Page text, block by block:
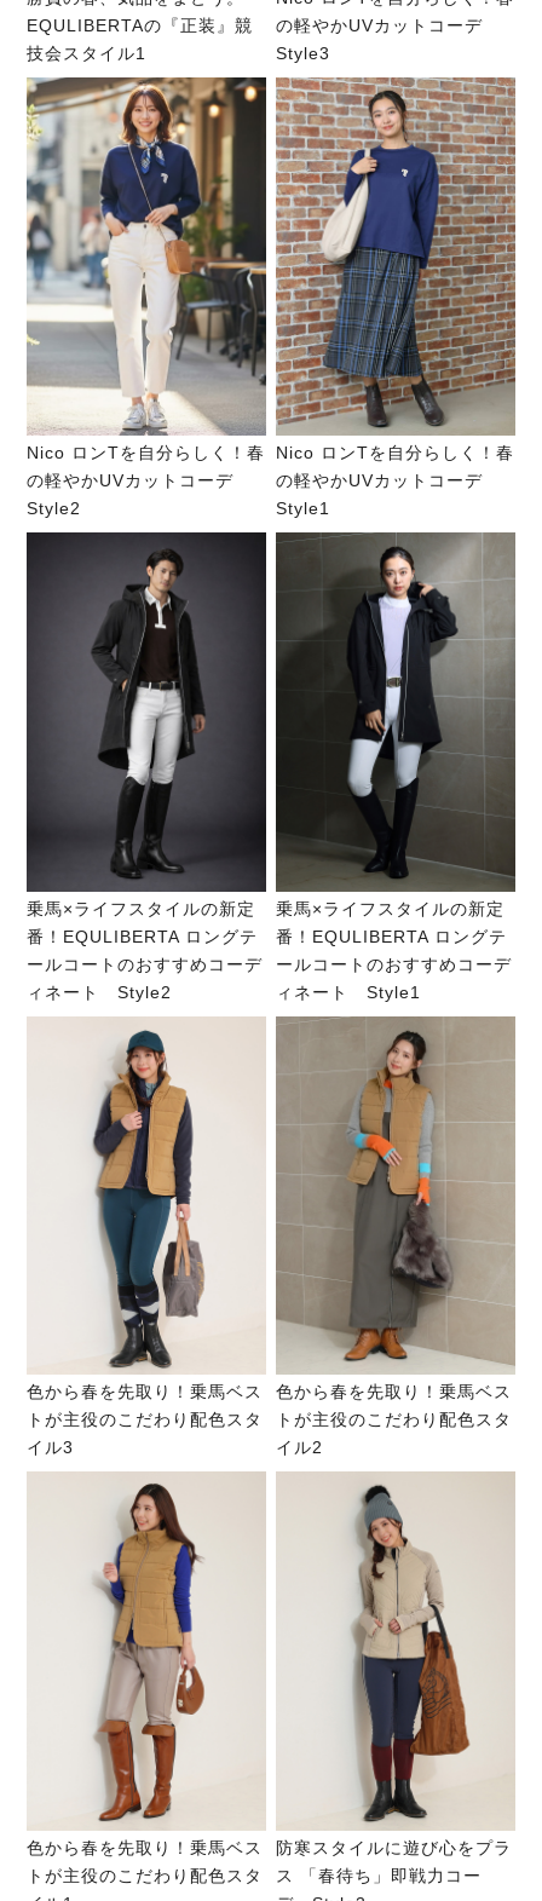
EQULIBERTAの『正装』競
技会スタイル1
の軽やかUVカットコーデ
Style3
Nico ロンTを自分らしく！春
の軽やかUVカットコーデ
Style2
Nico ロンTを自分らしく！春
の軽やかUVカットコーデ
Style1
乗馬×ライフスタイルの新定
番！EQULIBERTA ロングテ
ールコートのおすすめコーデ
ィネート Style2
乗馬×ライフスタイルの新定
番！EQULIBERTA ロングテ
ールコートのおすすめコーデ
ィネート Style1
色から春を先取り！乗馬ベス
トが主役のこだわり配色スタ
イル3
色から春を先取り！乗馬ベス
トが主役のこだわり配色スタ
イル2
色から春を先取り！乗馬ベス
トが主役のこだわり配色スタ
防寒スタイルに遊び心をプラ
ス 「春待ち」即戦力コー